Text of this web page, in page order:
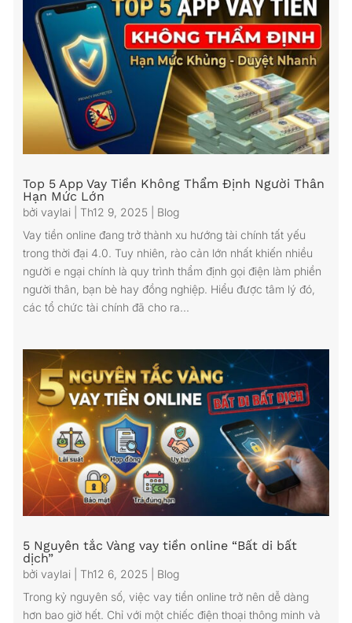
Top 5 App Vay Tiền Không Thẩm Định Người Thân
Hạn Mức Lớn
bởi vaylai Th12 9, 2025
Blog
Vay tiền online đang trở thành xu hướng tài chính tất yếu
trong thời đại 4.0. Tuy nhiên, rào cản lớn nhất khiến nhiều
người e ngại chính là quy trình thẩm định gọi điện làm phiền
người thân, bạn bè hay đồng nghiệp. Hiểu được tâm lý đó,
các tổ chức tài chính đã cho ra...
5 Nguyên tắc Vàng vay tiền online “Bất di bất
dịch”
bởi vaylai Th12 6, 2025
Blog
Trong kỷ nguyên số, việc vay tiền online trở nên dễ dàng
hơn bao giờ hết. Chỉ với một chiếc điện thoại thông minh và